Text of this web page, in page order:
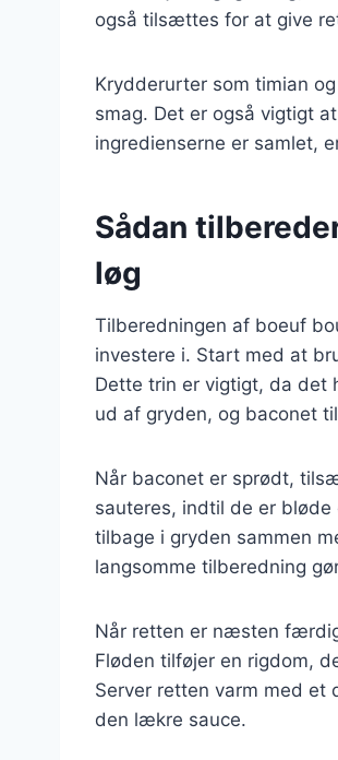
også tilsættes for at give
Krydderurter som timian
smag. Det er også vigtigt
ingredienserne er samlet,
Sådan
løg
Tilberedningen af boeuf
investere i. Start med at
Dette trin er vigtigt, da det
ud af gryden, og baconet
Når baconet er sprødt,
sauteres, indtil de er
tilbage i gryden sammen
langsomme tilberedning
Når retten er næsten
Fløden tilføjer en rigdom,
Server retten varm med et
den lækre sauce.